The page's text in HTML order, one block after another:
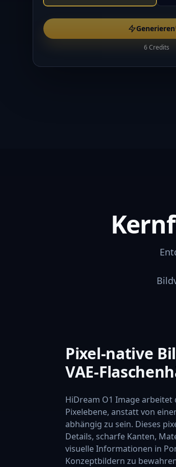
Generieren
6 Credits
Pixel-native
VAE-
HiDream O1 Image
Pixelebene, anstatt von
abhängig zu sein. Dieses
Details, scharfe Kanten,
visuelle Informationen in
Konzeptbildern zu